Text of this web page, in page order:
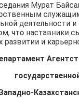
Мурат
деятельности
что наставники
и